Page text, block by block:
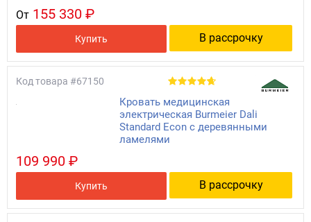
От 155 330 ₽
Купить В рассрочку
Код товара #67150
Кровать медицинская
электрическая Burmeier Dali
Standard Econ с деревянными
ламелями
109 990 ₽
Купить В рассрочку